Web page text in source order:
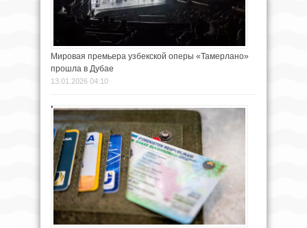
Мировая премьера узбекской оперы «Тамерлано»
прошла в Дубае
13.01.2026 04:10